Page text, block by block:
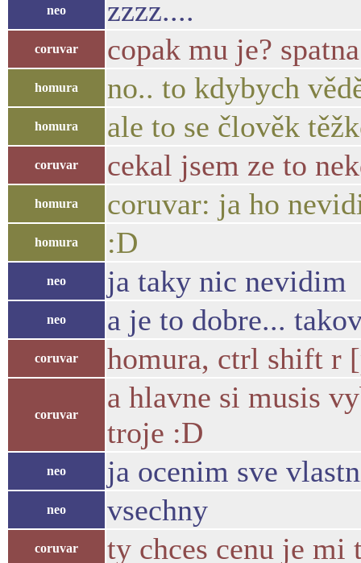
neo zzzz....
coruvar copak mu je?
homura no.. to kdybych
homura ale to se člověk
coruvar cekal jsem ze to
homura coruvar: ja ho
homura :D
neo ja taky nic nevidim
neo a je to dobre...
coruvar homura, ctrl shift r
coruvar
a hlavne si musis
troje :D
neo ja ocenim sve
neo vsechny
coruvar ty chces cenu je mi